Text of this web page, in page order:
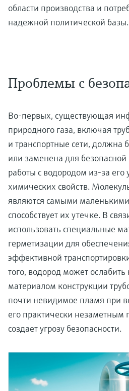
области производства и
надежной политической базы.
Проблемы с
Во-первых, существующая
природного газа, включая
и транспортные сети, должна
или заменена для
работы с водородом из-за его
химических свойств.
являются самыми маленькими
способствует их утечке. В
использовать специальные
герметизации для
эффективной
того, водород может
материалом конструкции
почти невидимое пламя при
его практически незаметным
создает угрозу безопасности.